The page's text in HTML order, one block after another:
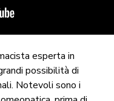
esperta in
possibilità di
Notevoli sono i